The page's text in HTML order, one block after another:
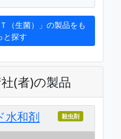
（生菌）」の製品をも
と探す
(者)の製品
水和剤 殺虫剤